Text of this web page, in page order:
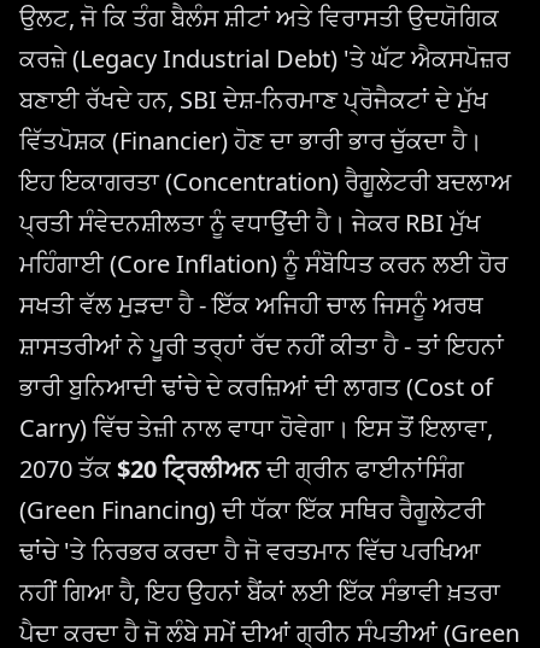
ਉਲਟ, ਜੋ ਕਿ ਤੰਗ ਬੈਲੰਸ ਸ਼ੀਟਾਂ ਅਤੇ ਵਿਰਾਸਤੀ ਉਦਯੋਗਿਕ
ਕਰਜ਼ੇ (Legacy Industrial Debt) 'ਤੇ ਘੱਟ ਐਕਸਪੋਜ਼ਰ
ਬਣਾਈ ਰੱਖਦੇ ਹਨ, SBI ਦੇਸ਼-ਨਿਰਮਾਣ ਪ੍ਰੋਜੈਕਟਾਂ ਦੇ ਮੁੱਖ
ਵਿੱਤਪੋਸ਼ਕ (Financier) ਹੋਣ ਦਾ ਭਾਰੀ ਭਾਰ ਚੁੱਕਦਾ ਹੈ।
ਇਹ ਇਕਾਗਰਤਾ (Concentration) ਰੈਗੂਲੇਟਰੀ ਬਦਲਾਅ
ਪ੍ਰਤੀ ਸੰਵੇਦਨਸ਼ੀਲਤਾ ਨੂੰ ਵਧਾਉਂਦੀ ਹੈ। ਜੇਕਰ RBI ਮੁੱਖ
ਮਹਿੰਗਾਈ (Core Inflation) ਨੂੰ ਸੰਬੋਧਿਤ ਕਰਨ ਲਈ ਹੋਰ
ਸਖਤੀ ਵੱਲ ਮੁੜਦਾ ਹੈ - ਇੱਕ ਅਜਿਹੀ ਚਾਲ ਜਿਸਨੂੰ ਅਰਥ
ਸ਼ਾਸਤਰੀਆਂ ਨੇ ਪੂਰੀ ਤਰ੍ਹਾਂ ਰੱਦ ਨਹੀਂ ਕੀਤਾ ਹੈ - ਤਾਂ ਇਹਨਾਂ
ਭਾਰੀ ਬੁਨਿਆਦੀ ਢਾਂਚੇ ਦੇ ਕਰਜ਼ਿਆਂ ਦੀ ਲਾਗਤ (Cost of
Carry) ਵਿੱਚ ਤੇਜ਼ੀ ਨਾਲ ਵਾਧਾ ਹੋਵੇਗਾ। ਇਸ ਤੋਂ ਇਲਾਵਾ,
2070 ਤੱਕ$20 ਟ੍ਰਿਲੀਅਨਦੀ ਗ੍ਰੀਨ ਫਾਈਨਾਂਸਿੰਗ
(Green Financing) ਦੀ ਧੱਕਾ ਇੱਕ ਸਥਿਰ ਰੈਗੂਲੇਟਰੀ
ਢਾਂਚੇ 'ਤੇ ਨਿਰਭਰ ਕਰਦਾ ਹੈ ਜੋ ਵਰਤਮਾਨ ਵਿੱਚ ਪਰਖਿਆ
ਨਹੀਂ ਗਿਆ ਹੈ, ਇਹ ਉਹਨਾਂ ਬੈਂਕਾਂ ਲਈ ਇੱਕ ਸੰਭਾਵੀ ਖ਼ਤਰਾ
ਪੈਦਾ ਕਰਦਾ ਹੈ ਜੋ ਲੰਬੇ ਸਮੇਂ ਦੀਆਂ ਗ੍ਰੀਨ ਸੰਪਤੀਆਂ (Green